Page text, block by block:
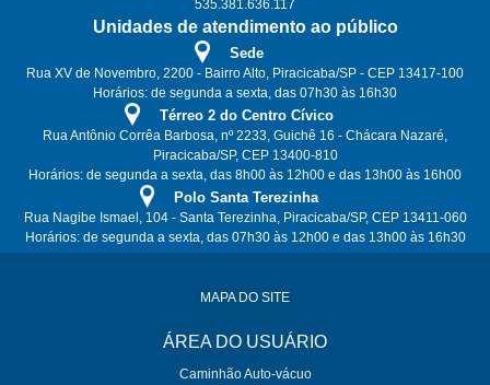
535.381.636.117
Unidades de atendimento ao público
Sede
Rua XV de Novembro, 2200 - Bairro Alto, Piracicaba/SP - CEP 13417-100
Horários: de segunda a sexta, das 07h30 às 16h30
Térreo 2 do Centro Cívico
Rua Antônio Corrêa Barbosa, nº 2233, Guichê 16 - Chácara Nazaré,
Piracicaba/SP, CEP 13400-810
Horários: de segunda a sexta, das 8h00 às 12h00 e das 13h00 às 16h00
Polo Santa Terezinha
Rua Nagibe Ismael, 104 - Santa Terezinha, Piracicaba/SP, CEP 13411-060
Horários: de segunda a sexta, das 07h30 às 12h00 e das 13h00 às 16h30
MAPA DO SITE
ÁREA DO USUÁRIO
Caminhão Auto-vácuo